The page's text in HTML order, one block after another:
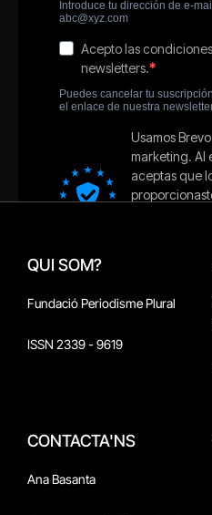
QUI SOM?
Fundació Periodisme Plural
ISSN 2339 - 9619
CONTACTA'NS
Ana Basanta